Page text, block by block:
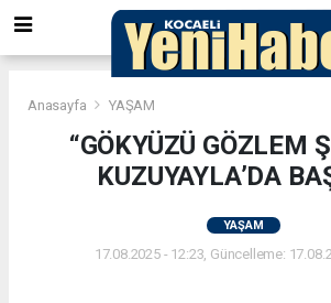
Anasayfa YAŞAM
“GÖKYÜZÜ GÖZLEM
KUZUYAYLA’DA
YAŞAM
17.08.2025 - 12:23, Güncelleme: